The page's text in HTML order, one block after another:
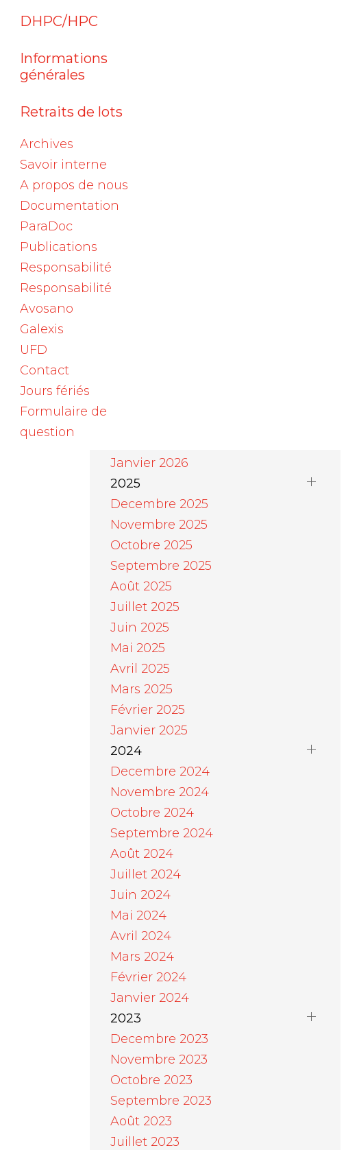
DHPC/HPC
Informations
générales
Retraits de lots
Archives
Savoir interne
A propos de nous
Documentation
ParaDoc
Publications
Responsabilité
Responsabilité
Avosano
Galexis
UFD
Contact
Jours fériés
Formulaire de
question
en
un
autres,
est
Archives
Janvier 2026
2025
Decembre 2025
Novembre 2025
Octobre 2025
Septembre 2025
Août 2025
Juillet 2025
Juin 2025
Mai 2025
Avril 2025
Mars 2025
Février 2025
Janvier 2025
2024
Decembre 2024
Novembre 2024
Octobre 2024
Septembre 2024
Août 2024
Juillet 2024
Juin 2024
Mai 2024
Avril 2024
Mars 2024
Février 2024
Janvier 2024
2023
Decembre 2023
Novembre 2023
Octobre 2023
Septembre 2023
Août 2023
Juillet 2023